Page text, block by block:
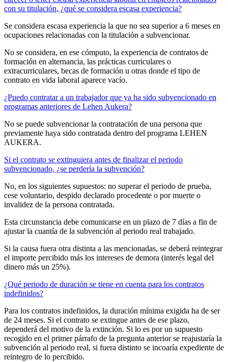
con su titulación, ¿qué se considera escasa experiencia?
Se considera escasa experiencia la que no sea superior a 6 meses en
ocupaciones relacionadas con la titulación a subvencionar.
No se considera, en ese cómputo, la experiencia de contratos de
formación en alternancia, las prácticas curriculares o
extracurriculares, becas de formación u otras donde el tipo de
contrato en vida laboral aparece vacío.
¿Puedo contratar a un trabajador que ya ha sido subvencionado en
programas anteriores de Lehen Aukera?
No se puede subvencionar la contratación de una persona que
previamente haya sido contratada dentro del programa LEHEN
AUKERA.
Si el contrato se extinguiera antes de finalizar el periodo
subvencionado, ¿se perdería la subvención?
No, en los siguientes supuestos: no superar el periodo de prueba,
cese voluntario, despido declarado procedente o por muerte o
invalidez de la persona contratada.
Esta circunstancia debe comunicarse en un plazo de 7 días a fin de
ajustar la cuantía de la subvención al periodo real trabajado.
Si la causa fuera otra distinta a las mencionadas, se deberá reintegrar
el importe percibido más los intereses de demora (interés legal del
dinero más un 25%).
¿Qué periodo de duración se tiene en cuenta para los contratos
indefinidos?
Para los contratos indefinidos, la duración mínima exigida ha de ser
de 24 meses. Si el contrato se extingue antes de ese plazo,
dependerá del motivo de la extinción. Si lo es por un supuesto
recogido en el primer párrafo de la pregunta anterior se reajustaría la
subvención al periodo real, si fuera distinto se incoaría expediente de
reintegro de lo percibido.